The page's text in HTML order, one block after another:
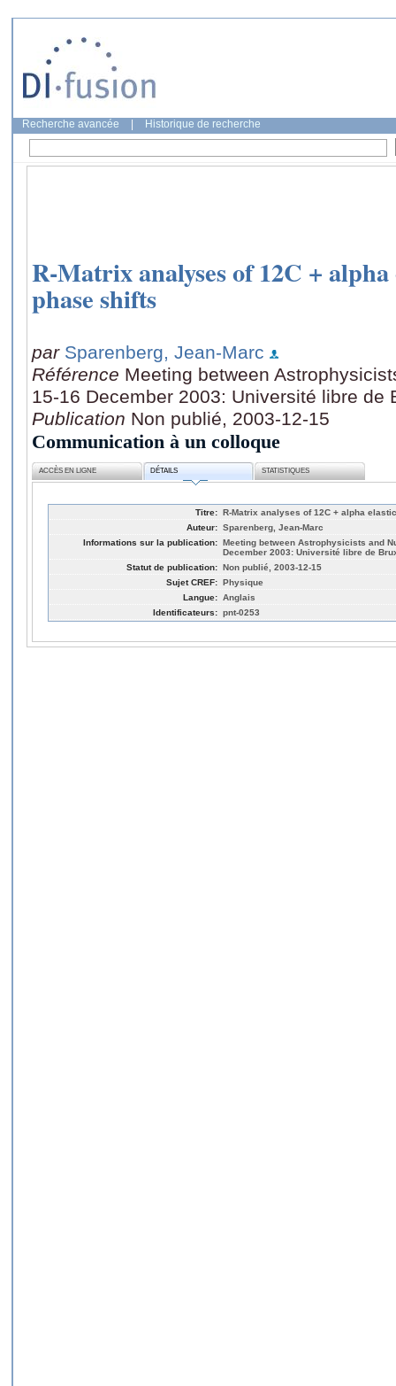
Recherche avancée Historique de recherche
R-Matrix analyses of 12C +
phase shifts
par Sparenberg, Jean-Marc
Référence Meeting between
15-16 December 2003: Université libre de
Publication Non publié, 2003-12-15
Communication à un colloque
ACCÈS EN LIGNE DÉTAILS STATISTIQUES
Titre: R-Matrix analyses of 12C + alpha
Auteur: Sparenberg, Jean-Marc
Informations sur la publication: Meeting between Astrophysicists and
December 2003: Université libre de
Statut de publication: Non publié, 2003-12-15
Sujet CREF: Physique
Langue: Anglais
Identificateurs: pnt-0253